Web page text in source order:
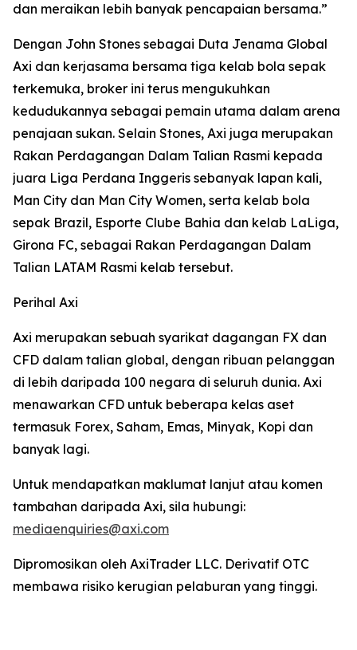
dan meraikan lebih banyak pencapaian bersama.”
Dengan John Stones sebagai Duta Jenama Global
Axi dan kerjasama bersama tiga kelab bola sepak
terkemuka, broker ini terus mengukuhkan
kedudukannya sebagai pemain utama dalam arena
penajaan sukan. Selain Stones, Axi juga merupakan
Rakan Perdagangan Dalam Talian Rasmi kepada
juara Liga Perdana Inggeris sebanyak lapan kali,
Man City dan Man City Women, serta kelab bola
sepak Brazil, Esporte Clube Bahia dan kelab LaLiga,
Girona FC, sebagai Rakan Perdagangan Dalam
Talian LATAM Rasmi kelab tersebut.
Perihal Axi
Axi merupakan sebuah syarikat dagangan FX dan
CFD dalam talian global, dengan ribuan pelanggan
di lebih daripada 100 negara di seluruh dunia. Axi
menawarkan CFD untuk beberapa kelas aset
termasuk Forex, Saham, Emas, Minyak, Kopi dan
banyak lagi.
Untuk mendapatkan maklumat lanjut atau komen
tambahan daripada Axi, sila hubungi:
mediaenquiries@axi.com
Dipromosikan oleh AxiTrader LLC. Derivatif OTC
membawa risiko kerugian pelaburan yang tinggi.